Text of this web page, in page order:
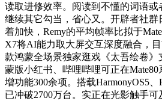
读取进修效率。阅读到不懂的词语
继续其它勾当，省心又。开辟者社群
着加快，Remy的平均帧率比拟于
X7将AI能力取大屏交互深度融合，
款鸿蒙全场景独家逛戏《太吾绘卷
蒙版小红书、哔哩哔哩可正在
增功能300余项。搭载HarmonyOS5
已冲破2700万台。实正在光影触手